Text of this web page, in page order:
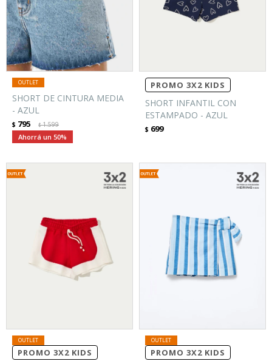
SHORT DE CINTURA MEDIA
- AZUL
$ 795 $1.599
50
PROMO 3X2 KIDS
SHORT INFANTIL CON
ESTAMPADO - AZUL
$ 699
PROMO 3X2 KIDS PROMO 3X2 KIDS